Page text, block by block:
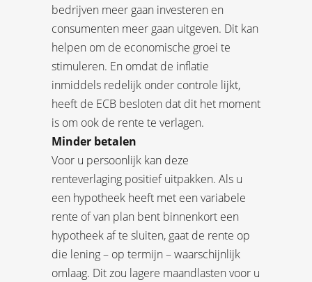
bedrijven meer gaan investeren en
consumenten meer gaan uitgeven. Dit kan
helpen om de economische groei te
stimuleren. En omdat de inflatie
inmiddels redelijk onder controle lijkt,
heeft de ECB besloten dat dit het moment
is om ook de rente te verlagen.
Minder betalen
Voor u persoonlijk kan deze
renteverlaging positief uitpakken. Als u
een hypotheek heeft met een variabele
rente of van plan bent binnenkort een
hypotheek af te sluiten, gaat de rente op
die lening – op termijn – waarschijnlijk
omlaag. Dit zou lagere maandlasten voor u